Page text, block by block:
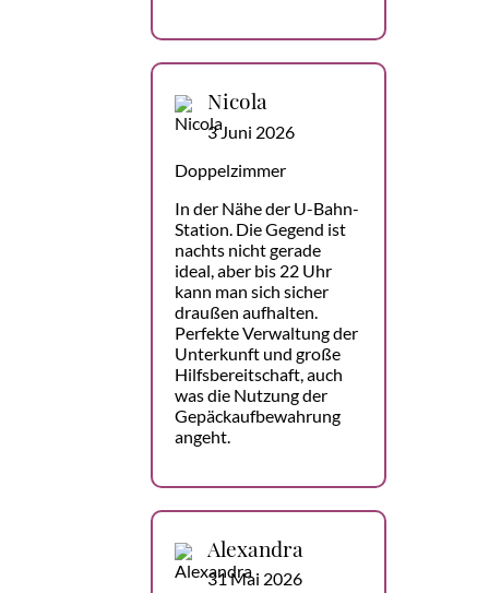
Nicola
3 Juni 2026
Doppelzimmer
In der Nähe der U-Bahn-
Station. Die Gegend ist
nachts nicht gerade
ideal, aber bis 22 Uhr
kann man sich sicher
draußen aufhalten.
Perfekte Verwaltung der
Unterkunft und große
Hilfsbereitschaft, auch
was die Nutzung der
Gepäckaufbewahrung
angeht.
Alexandra
31 Mai 2026